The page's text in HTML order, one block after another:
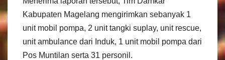
Kabupaten Magelang mengirimkan sebanyak 1
unit mobil pompa, 2 unit tangki suplay, unit rescue,
unit ambulance dari Induk, 1 unit mobil pompa dari
Pos Muntilan serta 31 personil.